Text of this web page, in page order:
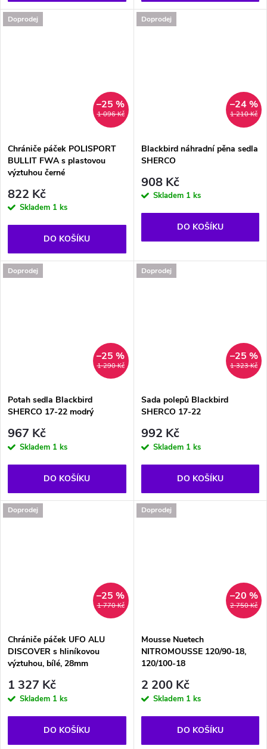
Doprodej
1 096 Kč
–25 %
Chrániče páček POLISPORT
BULLIT FWA s plastovou
výztuhou černé
822 Kč
Skladem 1 ks
DO KOŠÍKU
Doprodej
1 210 Kč
–24 %
Blackbird náhradní pěna sedla
SHERCO
908 Kč
Skladem 1 ks
DO KOŠÍKU
Doprodej
1 290 Kč
–25 %
Potah sedla Blackbird
SHERCO 17-22 modrý
967 Kč
Skladem 1 ks
DO KOŠÍKU
Doprodej
1 323 Kč
–25 %
Sada polepů Blackbird
SHERCO 17-22
992 Kč
Skladem 1 ks
DO KOŠÍKU
Doprodej
1 770 Kč
–25 %
Chrániče páček UFO ALU
DISCOVER s hliníkovou
výztuhou, bílé, 28mm
1 327 Kč
Skladem 1 ks
DO KOŠÍKU
Doprodej
2 750 Kč
–20 %
Mousse Nuetech
NITROMOUSSE 120/90-18,
120/100-18
2 200 Kč
Skladem 1 ks
DO KOŠÍKU